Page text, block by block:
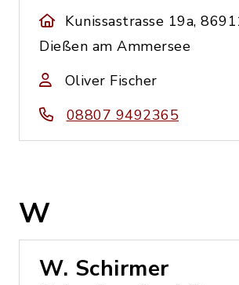
Kunissastrasse 19a,
Dießen am Ammersee
Oliver Fischer
08807 9492365
W
W. Schirmer